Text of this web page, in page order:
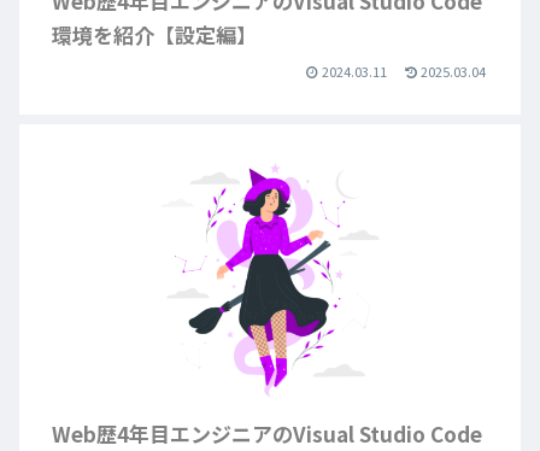
環境を紹介【設定編】
2024.03.11 2025.03.04
Web歴4年目エンジニアのVisual Studio Code